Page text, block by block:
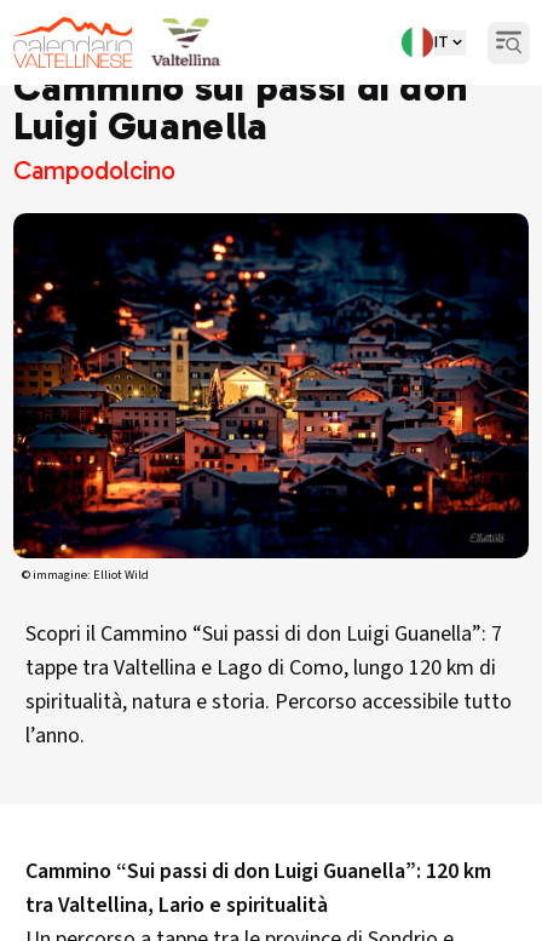
IT
Cammino sui passi di don
Luigi Guanella
Campodolcino
© immagine: Elliot Wild
Scopri il Cammino “Sui passi di don Luigi Guanella”: 7
tappe tra Valtellina e Lago di Como, lungo 120 km di
spiritualità, natura e storia. Percorso accessibile tutto
l’anno.
Cammino “Sui passi di don Luigi Guanella”: 120 km
tra Valtellina, Lario e spiritualità